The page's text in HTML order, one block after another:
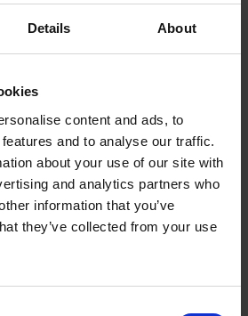
Details About
content and ads, to
and to analyse our traffic.
about your use of our site with
and analytics partners who
information that you’ve
they’ve collected from your use
parada perfecta per
Espanya i França
a Andorra
,Albergs a Andorra, Allotjament
a Andorra,Refugi de
,Refugi de muntanya a Andorra